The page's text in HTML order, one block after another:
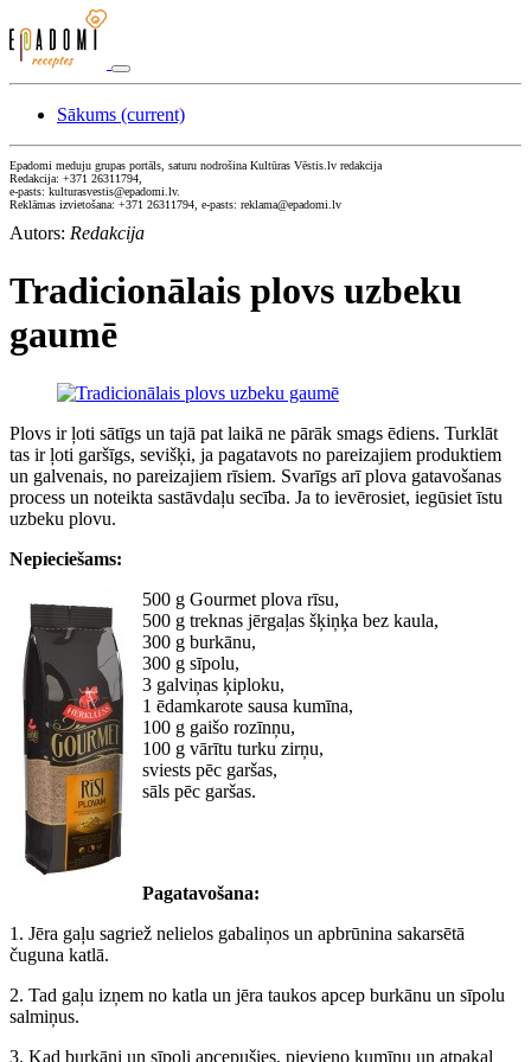
Sākums (current)
Epadomi meduju grupas portāls, saturu nodrošina Kultūras Vēstis.lv redakcija
Redakcija: +371 26311794,
e-pasts: kulturasvestis@epadomi.lv.
Reklāmas izvietošana: +371 26311794, e-pasts: reklama@epadomi.lv
Autors: Redakcija
Tradicionālais plovs uzbeku
gaumē
Plovs ir ļoti sātīgs un tajā pat laikā ne pārāk smags ēdiens. Turklāt
tas ir ļoti garšīgs, sevišķi, ja pagatavots no pareizajiem produktiem
un galvenais, no pareizajiem rīsiem. Svarīgs arī plova gatavošanas
process un noteikta sastāvdaļu secība. Ja to ievērosiet, iegūsiet īstu
uzbeku plovu.
Nepieciešams:
500 g Gourmet plova rīsu,
500 g treknas jērgaļas šķiņķa bez kaula,
300 g burkānu,
300 g sīpolu,
3 galviņas ķiploku,
1 ēdamkarote sausa kumīna,
100 g gaišo rozīnņu,
100 g vārītu turku zirņu,
sviests pēc garšas,
sāls pēc garšas.
Pagatavošana:
1. Jēra gaļu sagriež nelielos gabaliņos un apbrūnina sakarsētā
čuguna katlā.
2. Tad gaļu izņem no katla un jēra taukos apcep burkānu un sīpolu
salmiņus.
3. Kad burkāni un sīpoli apcepušies, pievieno kumīnu un atpakaļ